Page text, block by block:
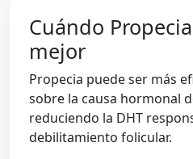
Cuándo
mejor
Propecia puede ser más
sobre la causa hormonal
reduciendo la DHT
debilitamiento folicular.